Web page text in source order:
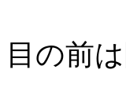
目の前